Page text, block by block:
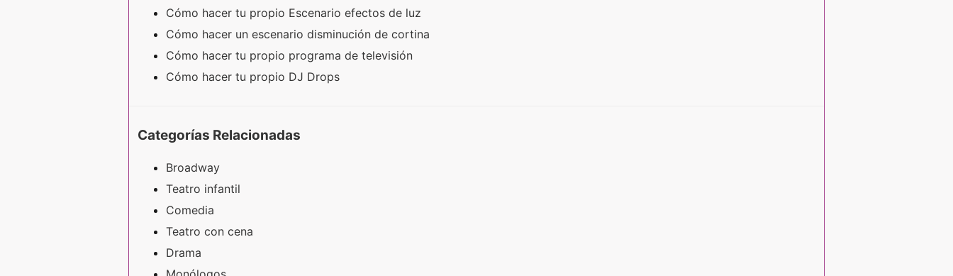
Cómo hacer tu propio Escenario efectos de luz
Cómo hacer un escenario disminución de cortina
Cómo hacer tu propio programa de televisión
Cómo hacer tu propio DJ Drops
Categorías Relacionadas
Broadway
Teatro infantil
Comedia
Teatro con cena
Drama